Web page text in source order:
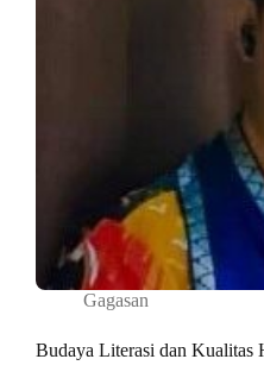
Gagasan
Budaya Literasi dan Kualitas